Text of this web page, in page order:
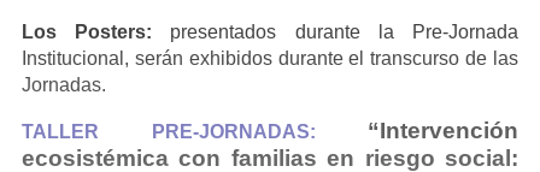
Los Posters: presentados durante la Pre-Jornada
Institucional, serán exhibidos durante el transcurso de las
Jornadas.
TALLER PRE-JORNADAS:
“Intervención
ecosistémica con familias en riesgo social: